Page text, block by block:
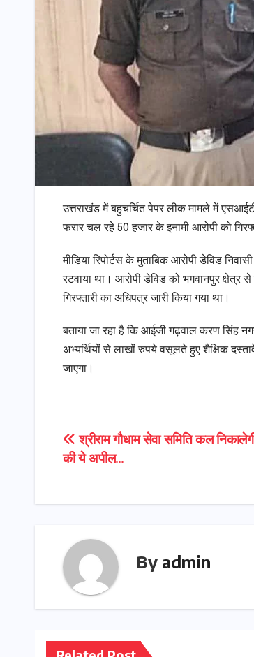
उत्तराखंड में बहुचर्चित पेपर लीक मामले में
फरार चल रहे 50 हजार के इनामी आरोपी को
मीडिया रिपोर्टस के मुताबिक आरोपी डेविड
रटवाया था। आरोपी डेविड को भगवानपुर
गिरफ्तारी का अधिपत्र जारी किया गया था।
बताया जा रहा है कि आईजी गढ़वाल करण सिंह
अभ्यर्थियों से लाखों रुपये वसूलते हुए शैक्षिक
जाएगा।
Post
श्रीराम गौधाम सेवा समिति कल
की ये अपील…
By admin